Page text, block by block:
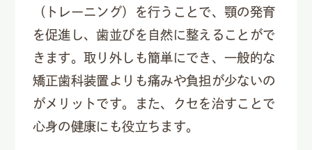
（トレーニング）を行うことで、顎の発育
を促進し、歯並びを自然に整えることがで
きます。取り外しも簡単にでき、一般的な
矯正歯科装置よりも痛みや負担が少ないの
がメリットです。また、クセを治すことで
心身の健康にも役立ちます。